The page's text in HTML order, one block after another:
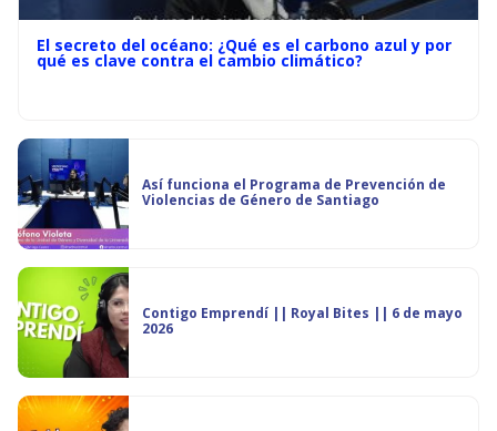
El secreto del océano: ¿Qué es el carbono azul y por
qué es clave contra el cambio climático?
Así funciona el Programa de Prevención de
Violencias de Género de Santiago
Contigo Emprendí || Royal Bites || 6 de mayo
2026